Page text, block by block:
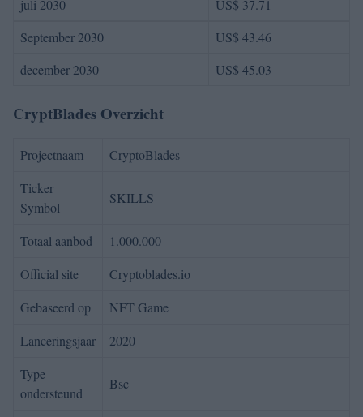
juli 2030
US$ 37.71
September 2030
US$ 43.46
december 2030
US$ 45.03
CryptBlades Overzicht
Projectnaam
CryptoBlades
Ticker
Symbol
SKILLS
Totaal aanbod
1.000.000
Official site
Cryptoblades.io
Gebaseerd op
NFT Game
Lanceringsjaar
2020
Type
ondersteund
Bsc